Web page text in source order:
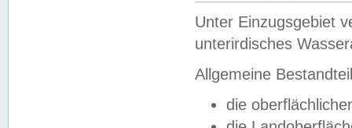
Unter Einzugsgebiet
unterirdisches
Allgemeine
die